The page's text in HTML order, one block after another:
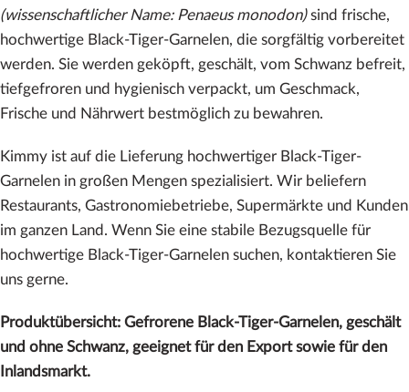
(wissenschaftlicher Name: Penaeus monodon)sind frische,
hochwertige Black-Tiger-Garnelen, die sorgfältig vorbereitet
werden. Sie werden geköpft, geschält, vom Schwanz befreit,
tiefgefroren und hygienisch verpackt, um Geschmack,
Frische und Nährwert bestmöglich zu bewahren.
Kimmy ist auf die Lieferung hochwertiger Black-Tiger-
Garnelen in großen Mengen spezialisiert. Wir beliefern
Restaurants, Gastronomiebetriebe, Supermärkte und Kunden
im ganzen Land. Wenn Sie eine stabile Bezugsquelle für
hochwertige Black-Tiger-Garnelen suchen, kontaktieren Sie
uns gerne.
Produktübersicht: Gefrorene Black-Tiger-Garnelen, geschält
und ohne Schwanz, geeignet für den Export sowie für den
Inlandsmarkt.